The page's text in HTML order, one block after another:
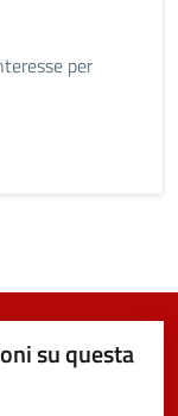
per
su questa